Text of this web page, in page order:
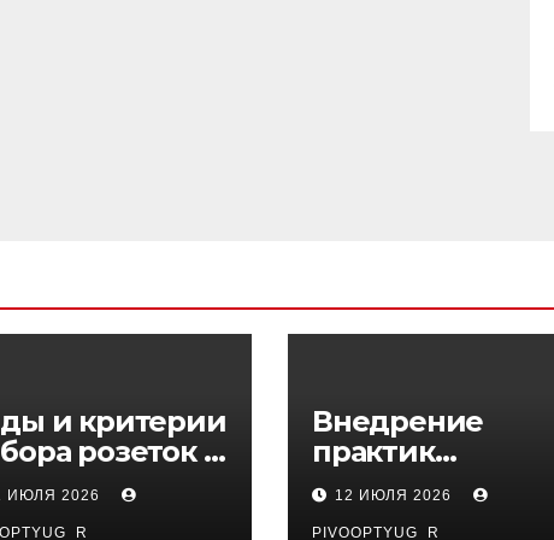
и критерии
розеток и
ИЮЛЯ 2026
Внедрение
практик
управляемого
DevOps в
12 ИЮЛЯ 2026
PIVOOPTYUG_R